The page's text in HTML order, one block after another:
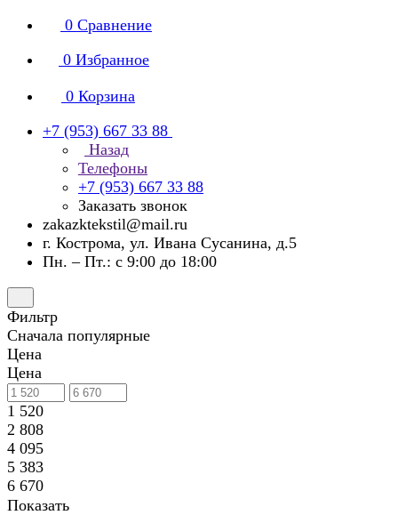
0 Сравнение
0 Избранное
0 Корзина
+7 (953) 667 33 88
Назад
Телефоны
+7 (953) 667 33 88
Заказать звонок
zakazktekstil@mail.ru
г. Кострома, ул. Ивана Сусанина, д.5
Пн. – Пт.: с 9:00 до 18:00
Фильтр
Сначала популярные
Цена
Цена
1 520
2 808
4 095
5 383
6 670
Показать